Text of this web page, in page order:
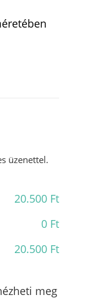
üzenettel.
20.500 Ft
0 Ft
20.500 Ft
meg